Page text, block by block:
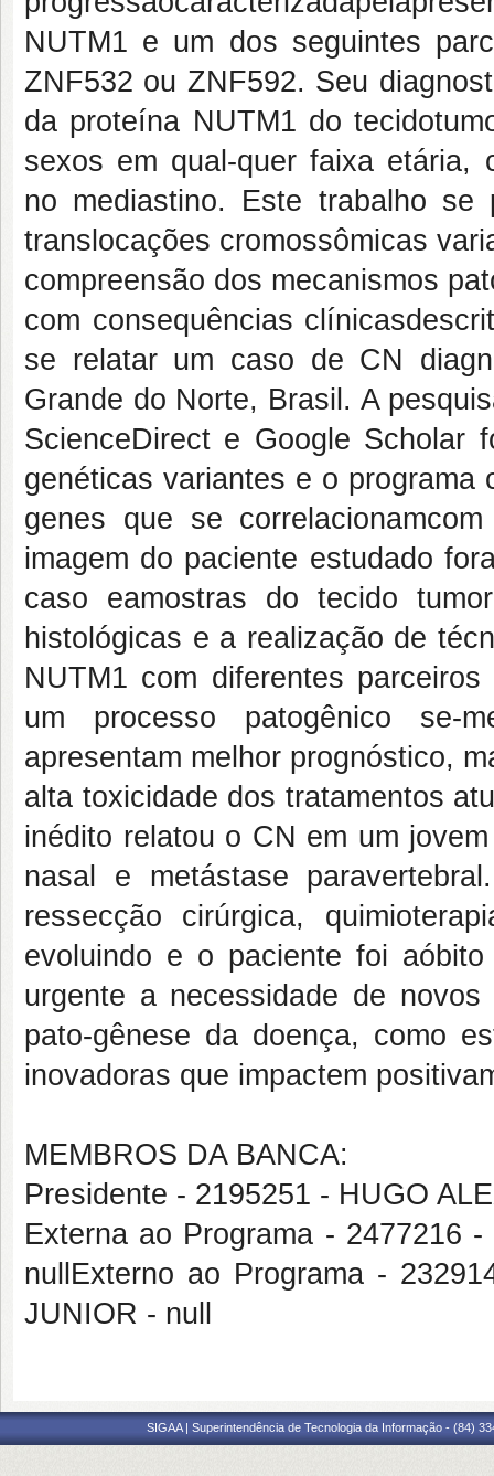
NUTM1 e um dos seguintes
ZNF532 ou ZNF592. Seu
da proteína NUTM1 do
sexos em qual-quer faixa etária,
no mediastino. Este trabalho
translocações cromossômicas
compreensão dos mecanismos
com consequências
se relatar um caso de CN
Grande do Norte, Brasil. A
ScienceDirect e Google Scholar
genéticas variantes e o programa
genes que se
imagem do paciente estudado
caso eamostras do tecido
histológicas e a realização de
NUTM1 com diferentes
um processo patogênico se-
apresentam melhor prognóstico,
alta toxicidade dos tratamentos
inédito relatou o CN em um
nasal e metástase
ressecção cirúrgica,
evoluindo e o paciente foi
urgente a necessidade de
pato-gênese da doença, como
inovadoras que impactem
MEMBROS DA BANCA:
Presidente - 2195251 - HUGO
Externa ao Programa - 2477216
nullExterno ao Programa -
JUNIOR - null
SIGAA | Superintendência de Tecnologia da Informação - (84)